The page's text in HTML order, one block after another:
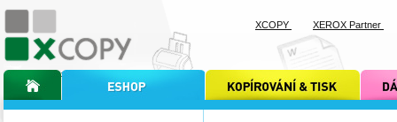
úvodní stránka xcopyinternetový obchod xcopy kopírování a tisk xcopy dárkové
XCOPY XEROX Partner